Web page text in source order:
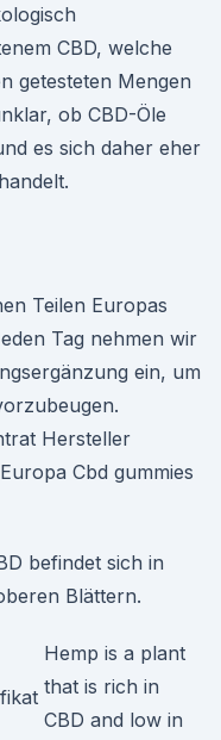
CBD, welche
getesteten Mengen
ob CBD-Öle
es sich daher eher
Teilen Europas
Tag nehmen wir
ein, um
Hersteller
Cbd gummies
befindet sich in
Blättern.
Hemp is a plant
that is rich in
CBD and low in